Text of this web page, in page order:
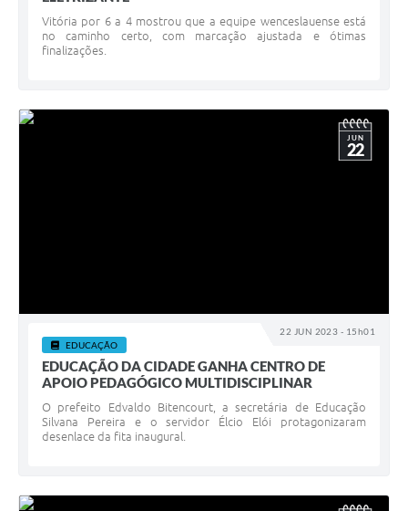
Vitória por 6 a 4 mostrou que a equipe wenceslauense está
no caminho certo, com marcação ajustada e ótimas
finalizações.
22 JUN 2023 - 15h01
JUN
22
EDUCAÇÃO
EDUCAÇÃO DA CIDADE GANHA CENTRO DE
APOIO PEDAGÓGICO MULTIDISCIPLINAR
O prefeito Edvaldo Bitencourt, a secretária de Educação
Silvana Pereira e o servidor Élcio Elói protagonizaram
desenlace da fita inaugural.